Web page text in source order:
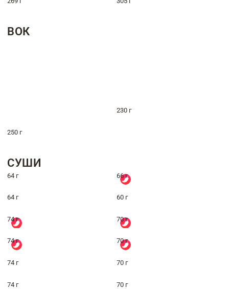
ВОК
230 г
250 г
СУШИ
64 г 66 г
64 г 60 г
74 г 70 г
74 г 70 г
74 г 70 г
74 г 70 г